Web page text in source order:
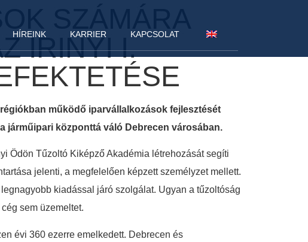
HÍREINK KARRIER KAPCSOLAT
SZÁMÁRA
IRINYI I.
működő iparvállalkozások fejlesztését
járműipari központtá váló Debrecen városában.
Ödön Tűzoltó Kiképző Akadémia létrehozását segíti
jelenti, a megfelelően képzett személyzet mellett.
kiadással járó szolgálat. Ugyan a tűzoltóság
sem üzemeltet.
évi 360 ezerre emelkedett. Debrecen és